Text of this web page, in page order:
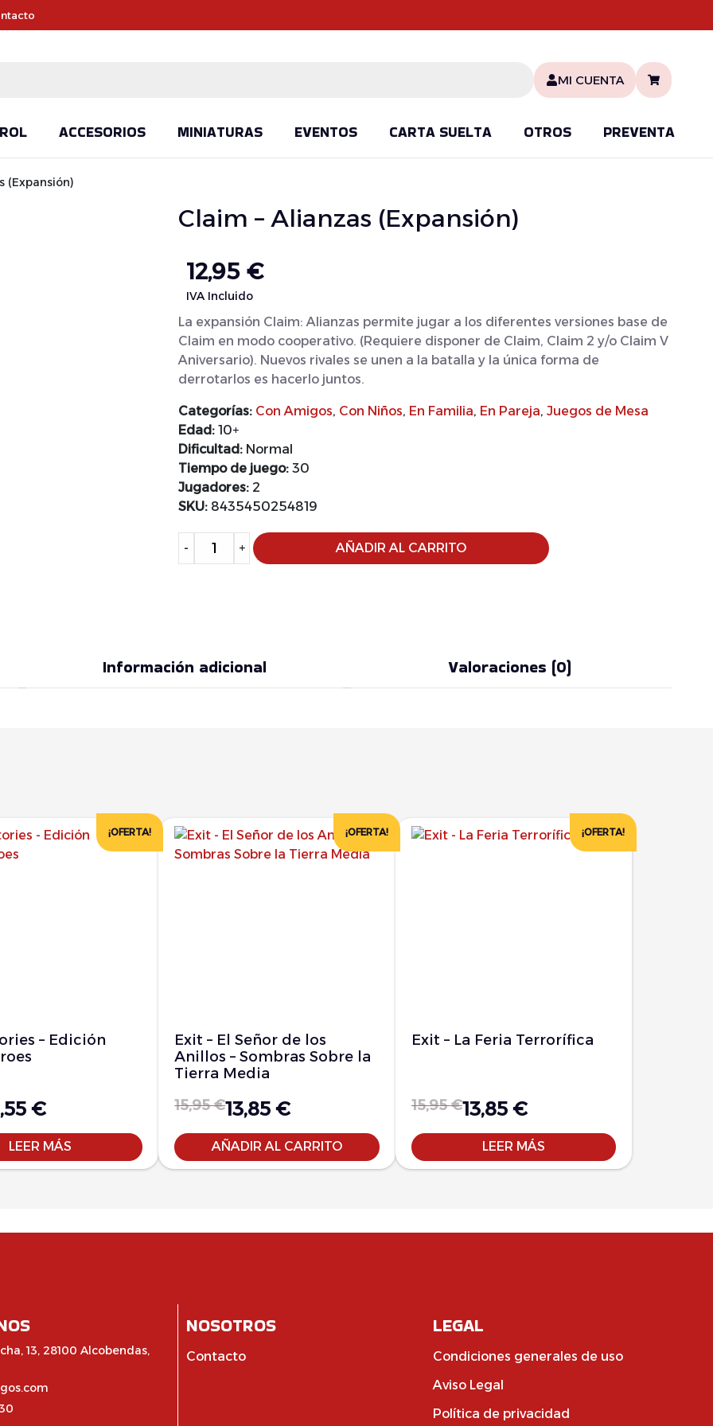
MI CUENTA
ROL ACCESORIOS MINIATURAS EVENTOS CARTA SUELTA OTROS PREVENTA
(Expansión)
Claim – Alianzas (Expansión)
12,95 €
IVA Incluido
La expansión Claim: Alianzas permite jugar a los diferentes versiones base de
Claim en modo cooperativo. (Requiere disponer de Claim, Claim 2 y/o Claim V
Aniversario). Nuevos rivales se unen a la batalla y la única forma de
derrotarlos es hacerlo juntos.
Categorías: Con Amigos, Con Niños, En Familia, En Pareja, Juegos de Mesa
Edad: 10+
Dificultad: Normal
Tiempo de juego: 30
Jugadores: 2
SKU: 8435450254819
- + AÑADIR AL CARRITO
Alternative:
Información adicional Valoraciones (0)
¡OFERTA!
– Edición
€
LEER MÁS
¡OFERTA!
Exit – El Señor de los
Anillos – Sombras Sobre la
Tierra Media
15,95€13,85€
AÑADIR AL CARRITO
¡OFERTA!
Exit – La Feria Terrorífica
15,95€13,85 €
LEER MÁS
13, 28100 Alcobendas,
NOSOTROS
Contacto
LEGAL
Condiciones generales de uso
Aviso Legal
Política de privacidad